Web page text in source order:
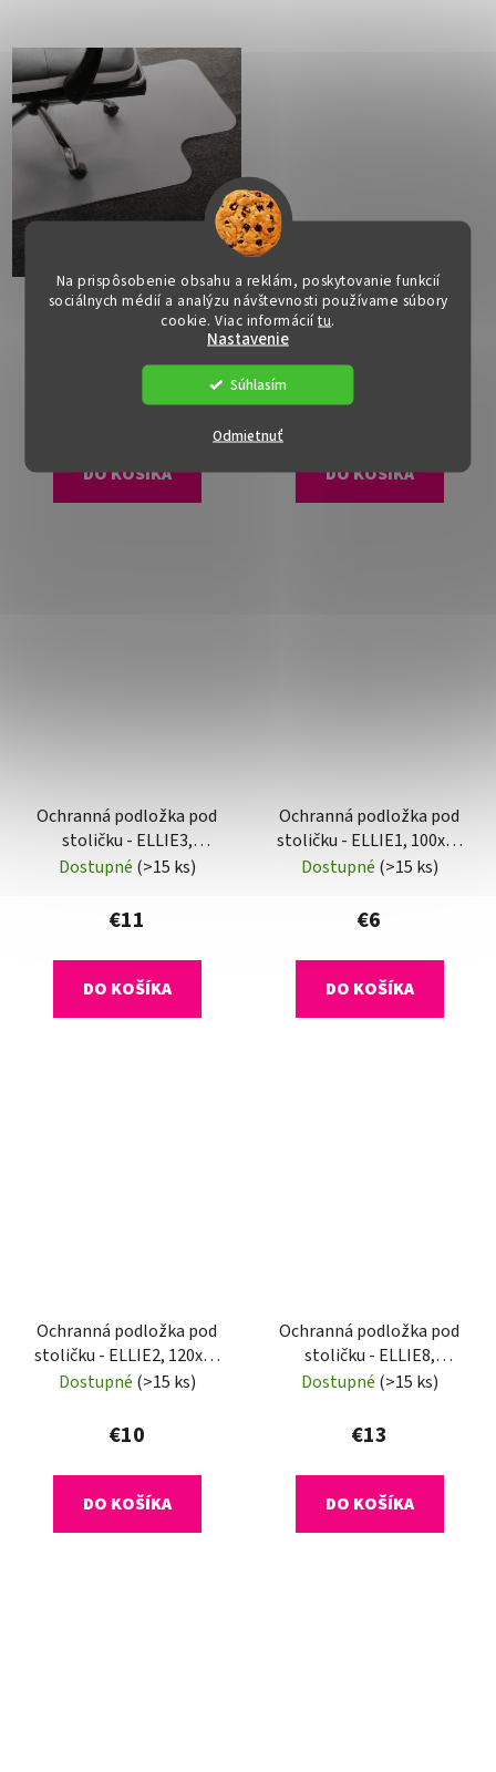
Na prispôsobenie obsahu a reklám, poskytovanie funkcií
sociálnych médií a analýzu návštevnosti používame súbory
cookie. Viac informáciítu.
Nastavenie
Odmietnuť
Súhlasím
Ochranná podložka pod
stoličku - ELLIE9, 90x120
€20
DO KOŠÍKA
Ochranná podložka pod
stoličku - ELLIE10,
€28
DO KOŠÍKA
Ochranná podložka pod
stoličku - ELLIE3,
140x100 cm, 0,5 mm
Dostupné (>15 ks)
€11
DO KOŠÍKA
Ochranná podložka pod
stoličku - ELLIE1, 100x70
cm, 0,5 mm
Dostupné (>15 ks)
€6
DO KOŠÍKA
Ochranná podložka pod
stoličku - ELLIE2, 120x90
cm, 0,5 mm
Dostupné (>15 ks)
€10
DO KOŠÍKA
Ochranná podložka pod
stoličku - ELLIE8,
120x120 cm, 0,8 mm
Dostupné (>15 ks)
€13
DO KOŠÍKA